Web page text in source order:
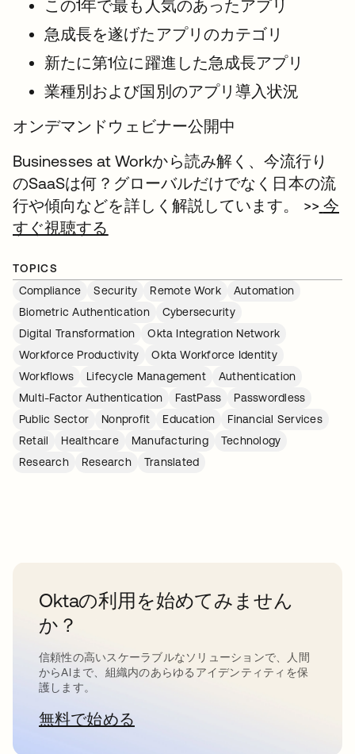
この1年で最も人気のあったアプリ
急成長を遂げたアプリのカテゴリ
新たに第1位に躍進した急成長アプリ
業種別および国別のアプリ導入状況
オンデマンドウェビナー公開中
Businesses at Workから読み解く、今流行り
のSaaSは何？グローバルだけでなく日本の流
行や傾向などを詳しく解説しています。 >> 今
すぐ視聴する
TOPICS
Compliance
Security Remote Work
Automation
Biometric Authentication
Cybersecurity
Digital Transformation
Okta Integration Network
Workforce Productivity
Okta Workforce Identity
Workflows
Lifecycle Management
Authentication
Multi-Factor Authentication
FastPass
Passwordless
Public Sector
Nonprofit Education
Financial Services
Retail
Healthcare Manufacturing
Technology
Research
Research Translated
Oktaの利用を始めてみません
か？
信頼性の高いスケーラブルなソリューションで、人間
からAIまで、組織内のあらゆるアイデンティティを保
護します。
無料で始める新しいタブで開く